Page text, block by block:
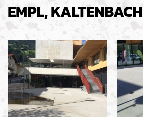
EMPL, KALTENBACH